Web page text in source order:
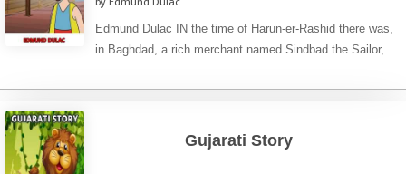
Edmund Dulac IN the time of Harun-er-Rashid there was,
in Baghdad, a rich merchant named Sindbad the Sailor,
Gujarati Story